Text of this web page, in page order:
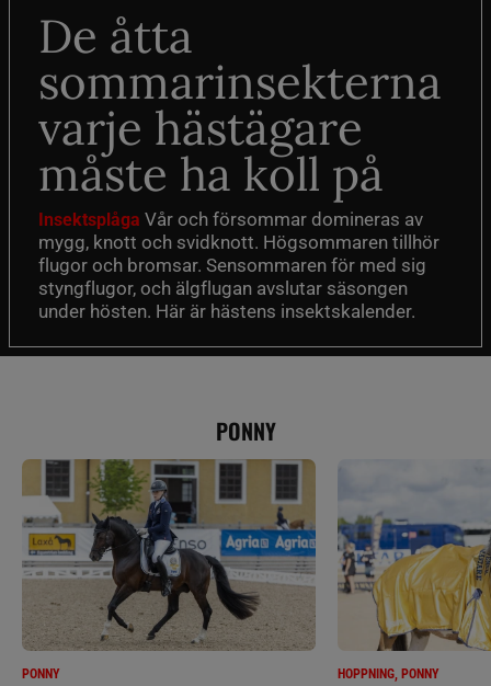
De åtta
sommarinsekterna
varje hästägare
måste ha koll på
Insektsplåga Vår och försommar domineras av
mygg, knott och svidknott. Högsommaren tillhör
flugor och bromsar. Sensommaren för med sig
styngflugor, och älgflugan avslutar säsongen
under hösten. Här är hästens insektskalender.
PONNY
PONNY HOPPNING, PONNY